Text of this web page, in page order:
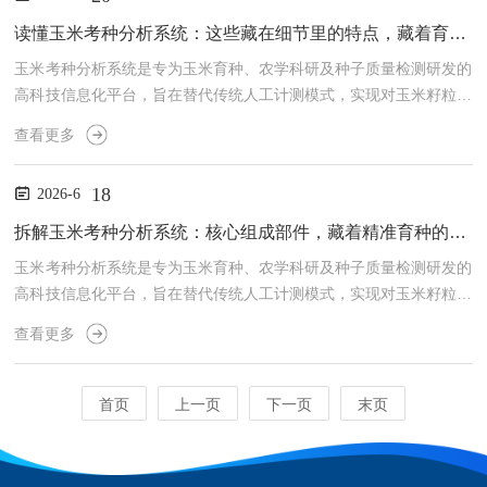
白时的加工过度或者精度不达标，从而为碾米的质量管理做出贡献。
读懂玉米考种分析系统：这些藏在细节里的特点，藏着育种提质的秘诀
玉米考种分析系统是专为玉米育种、农学科研及种子质量检测研发的
高科技信息化平台，旨在替代传统人工计测模式，实现对玉米籽粒性
状的全自动、高精度、高通量数据采集与分析。在玉米育种过程中，
考种是评估品种产量潜力、品质特性及抗逆性的关键环节，涉及穗
算机视觉、图像识别及大数据技术，将繁琐的人工操作转化为秒级自
动化流程，极大地提升了育种效率与数据客观性。系统的核心工作流
辨...
查看更多
2026-6 18
拆解玉米考种分析系统：核心组成部件，藏着精准育种的关键密码
玉米考种分析系统是专为玉米育种、农学科研及种子质量检测研发的
高科技信息化平台，旨在替代传统人工计测模式，实现对玉米籽粒性
状的全自动、高精度、高通量数据采集与分析。在玉米育种过程中，
考种是评估品种产量潜力、品质特性及抗逆性的关键环节，涉及穗
算机视觉、图像识别及大数据技术，将繁琐的人工操作转化为秒级自
动化流程，极大地提升了育种效率与数据客观性。系统的核心工作流
程始于图像采集。用户将玉米果穗置于专用扫描台或传送带上，高分
查看更多
首页 上一页 下一页 末页